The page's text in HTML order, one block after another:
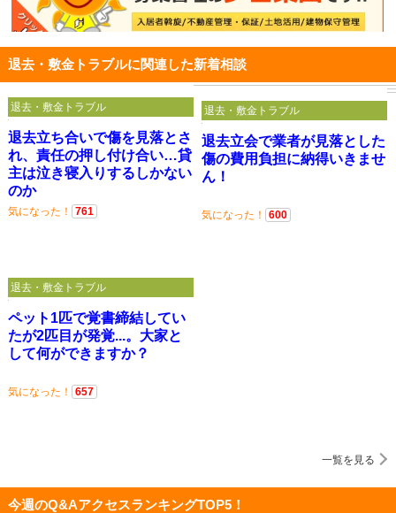
退去・敷金トラブルに関連した新着相談
退去立ち合いで傷を見落とさ
れ、責任の押し付け合い…貸
主は泣き寝入りするしかない
のか
気になった！ 761
退去・敷金トラブル
退去立会で業者が見落とした
傷の費用負担に納得いきませ
ん！
気になった！ 600
退去・敷金トラブル
ペット1匹で覚書締結してい
たが2匹目が発覚...。大家と
して何ができますか？
気になった！ 657
退去・敷金トラブル
一覧を見る
今週のQ&AアクセスランキングTOP5！